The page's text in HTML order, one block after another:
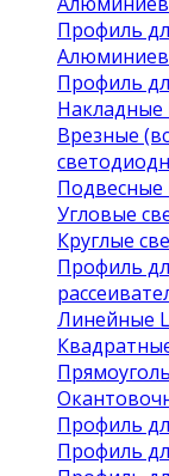
Профиль
Профиль
Накладные
Врезные
Подвесные
Угловые
Круглые
Профиль
Линейные
Профиль
Профиль